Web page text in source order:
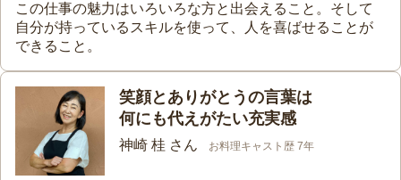
この仕事の魅力はいろいろな方と出会えること。そして
自分が持っているスキルを使って、人を喜ばせることが
できること。
笑顔とありがとうの言葉は
何にも代えがたい充実感
神崎 桂 さん お料理キャスト歴 7年